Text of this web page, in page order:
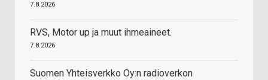
7.8.2026
RVS, Motor up ja muut ihmeaineet.
7.8.2026
Suomen Yhteisverkko Oy:n radioverkon